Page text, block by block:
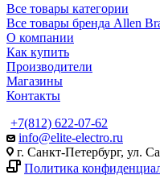
Все товары категории
Все товары бренда Allen
О компании
Как купить
Производители
Магазины
Контакты
+7(812) 622-07-62
info@elite-electro.ru
г. Санкт-Петербург, ул.
Политика